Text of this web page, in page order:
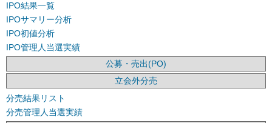
IPO結果一覧
IPOサマリー分析
IPO初値分析
IPO管理人当選実績
公募・売出(PO)
立会外分売
分売結果リスト
分売管理人当選実績